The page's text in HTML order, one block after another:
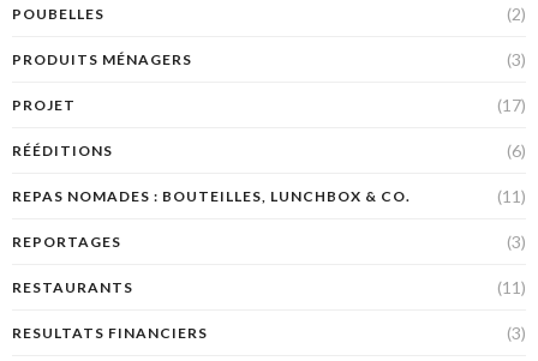
POUBELLES (2)
PRODUITS MÉNAGERS (3)
PROJET (17)
RÉÉDITIONS (6)
REPAS NOMADES : BOUTEILLES, LUNCHBOX & CO. (11)
REPORTAGES (3)
RESTAURANTS (11)
RESULTATS FINANCIERS (3)